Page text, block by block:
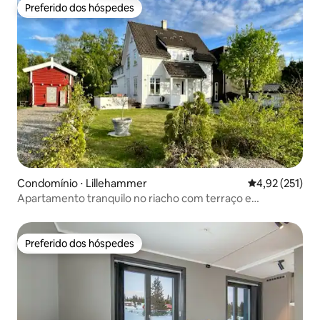
Preferido dos hóspedes
Preferido dos hóspedes
Condomínio ⋅ Lillehammer 4,92 de uma
4,92 (251)
Apartamento tranquilo no riacho com terraço e
Preferido dos hóspedes
Preferido dos hóspedes